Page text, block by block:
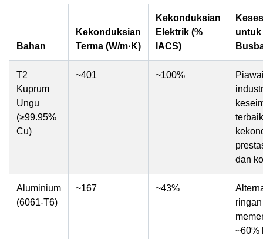
Bahan
Kekonduksian
Terma (W/m·K)
Kekonduksian
Elektrik (%
IACS)
untuk
T2
Kuprum
Ungu
(≥99.95%
Cu)
~401 ~100%
terbaik
dan
Aluminium
(6061-T6)
~167 ~43%
~60%